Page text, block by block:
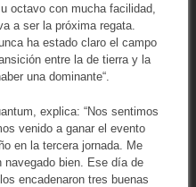
octavo con mucha facilidad,
a ser la próxima regata.
ha estado claro el campo
entre la de tierra y la
una dominante“.
explica: “Nos sentimos
venido a ganar el evento
en la tercera jornada. Me
navegado bien. Ese día de
encadenaron tres buenas